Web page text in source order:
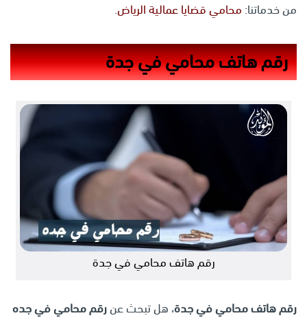
من خدماتنا: محامي قضايا عمالية الرياض.
رقم هاتف محامي في جدة
رقم هاتف محامي في جدة
رقم هاتف محامي في جدة، هل تبحث عنرقم محامي في جده